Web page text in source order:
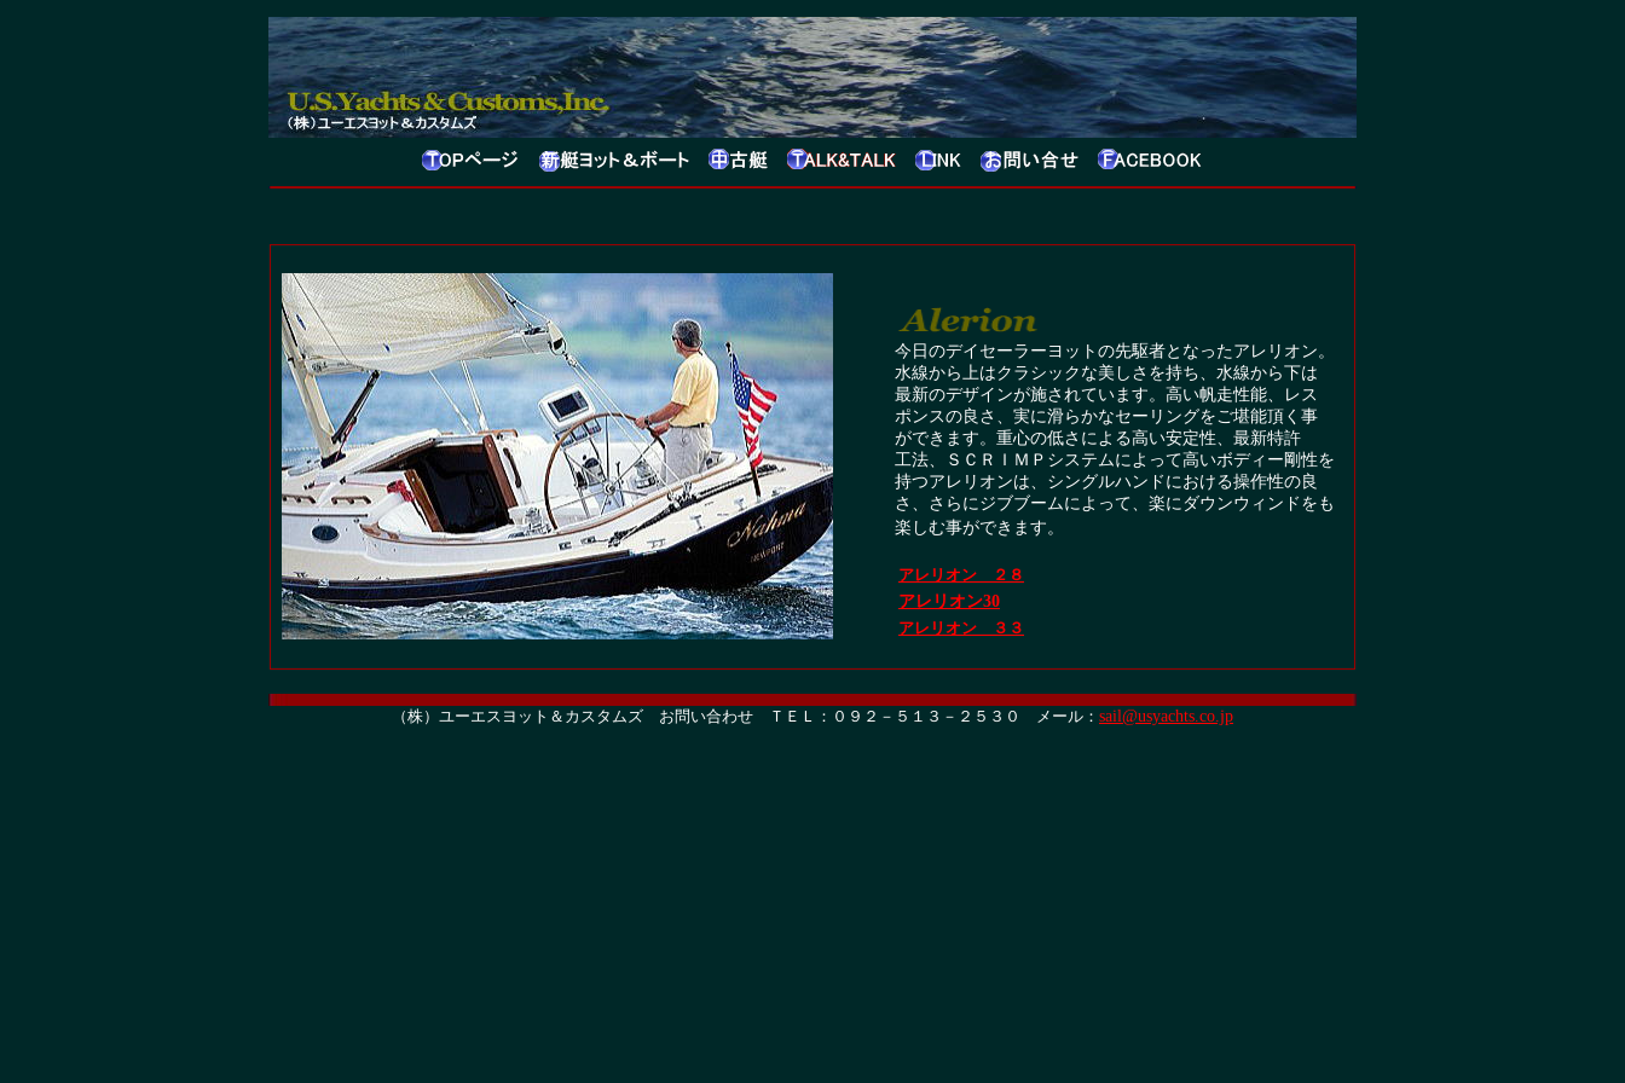
今日のデイセーラーヨットの先駆者となったアレリオン。
水線から上はクラシックな美しさを持ち、水線から下は
最新のデザインが施されています。高い帆走性能、レス
ポンスの良さ、実に滑らかなセーリングをご堪能頂く事
ができます。重心の低さによる高い安定性、最新特許
工法、ＳＣＲＩＭＰシステムによって高いボディー剛性を
持つアレリオンは、シングルハンドにおける操作性の良
さ、さらにジブブームによって、楽にダウンウィンドをも
楽しむ事ができます。
アレリオン ２８
アレリオン30
アレリオン ３３
（株）ユーエスヨット＆カスタムズ お問い合わせ ＴＥＬ：０９２－５１３－２５３０ メール： sail@usyachts.co.jp